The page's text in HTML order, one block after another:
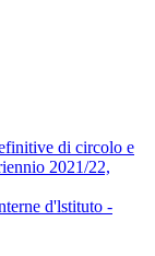
di circolo e
2021/22,
d'lstituto -